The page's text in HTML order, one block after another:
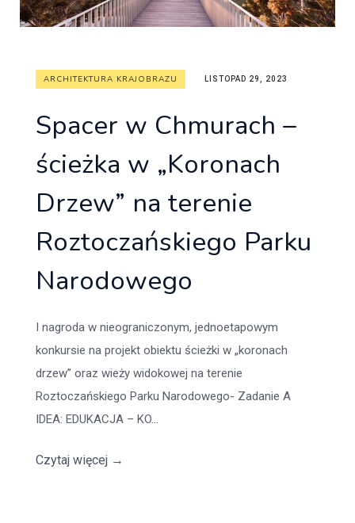
ARCHITEKTURA KRAJOBRAZU LISTOPAD 29, 2023
Spacer w Chmurach –
ścieżka w „Koronach
Drzew” na terenie
Roztoczańskiego Parku
Narodowego
I nagroda w nieograniczonym, jednoetapowym
konkursie na projekt obiektu ścieżki w „koronach
drzew” oraz wieży widokowej na terenie
Roztoczańskiego Parku Narodowego- Zadanie A
IDEA: EDUKACJA – KO...
Czytaj więcej →